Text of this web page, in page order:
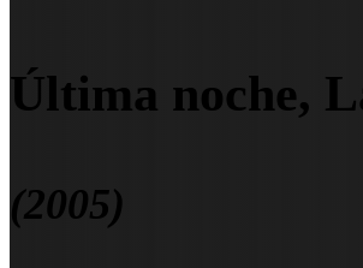
Última noche,
(2005)